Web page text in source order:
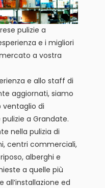
pulizie a
e i migliori
a vostra
e allo staff di
aggiornati, siamo
ventaglio di
a Grandate.
nella pulizia di
centri commerciali,
alberghi e
a quelle più
all’installazione ed